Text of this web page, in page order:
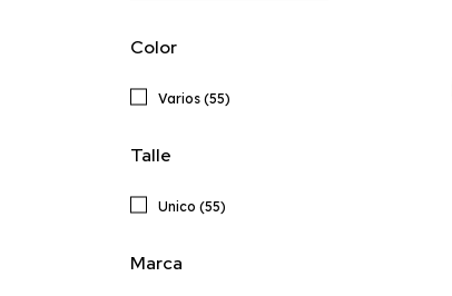
Color
Varios (55)
Talle
Unico (55)
Marca